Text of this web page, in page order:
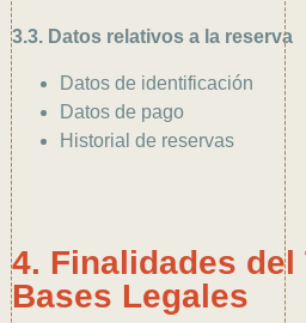
3.3. Datos relativos a la reserva
Datos de identificación
Datos de pago
Historial de reservas
4. Finalidades del
Bases Legales